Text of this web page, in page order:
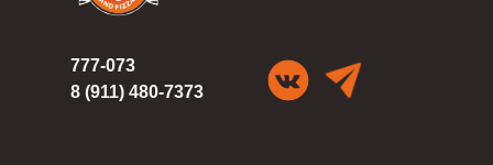
777-073
8 (911) 480-7373